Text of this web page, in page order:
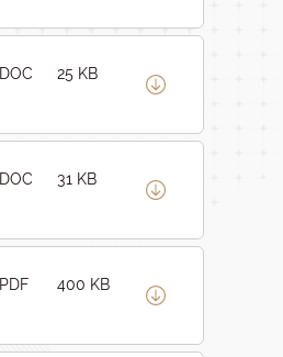
DOC 25 KB
DOC 31 KB
PDF 400 KB